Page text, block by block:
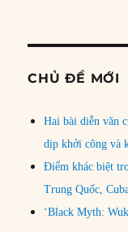
CHỦ ĐỀ MỚI
Hai bài diễn văn
dịp khởi công và
Điểm khác biệt
Trung Quốc,
‘Black Myth: